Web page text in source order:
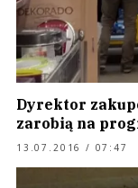
Dyrektor
zarobią na
13.07.2016 / 07:47